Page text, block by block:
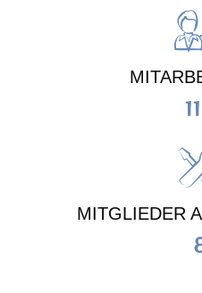
MITGLIEDER